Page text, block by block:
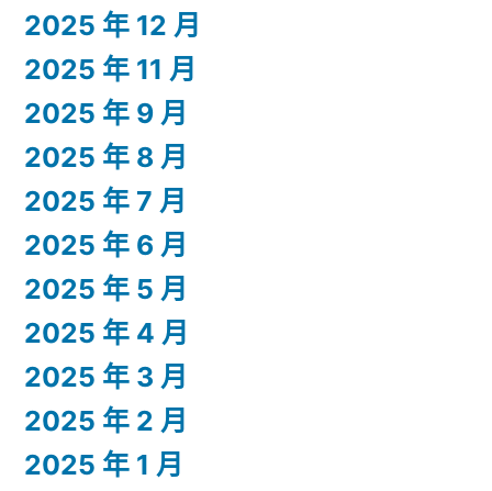
2025 年 12 月
2025 年 11 月
2025 年 9 月
2025 年 8 月
2025 年 7 月
2025 年 6 月
2025 年 5 月
2025 年 4 月
2025 年 3 月
2025 年 2 月
2025 年 1 月